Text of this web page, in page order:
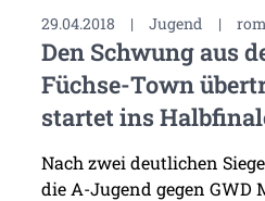
29.04.2018 | Jugend | rom
Den Schwung aus
Füchse-Town
startet ins
Nach zwei deutlichen
die A-Jugend gegen